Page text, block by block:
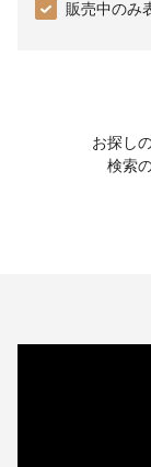
販売中のみ
お探し
検索